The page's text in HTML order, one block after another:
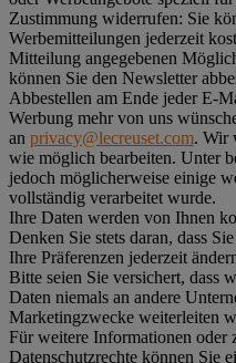
Zustimmung widerrufen: Sie
Werbemitteilungen jederzeit
Mitteilung angegebenen
können Sie den Newsletter
Abbestellen am Ende jeder E-
Werbung mehr von uns
an privacy@lecreuset.com. Wir
wie möglich bearbeiten. Unter
jedoch möglicherweise einige
vollständig verarbeitet wurde.
Ihre Daten werden von Ihnen
Denken Sie stets daran, dass
Ihre Präferenzen jederzeit
Bitte seien Sie versichert, dass
Daten niemals an andere
Marketingzwecke weiterleiten
Für weitere Informationen oder
Datenschutzrechte können Sie